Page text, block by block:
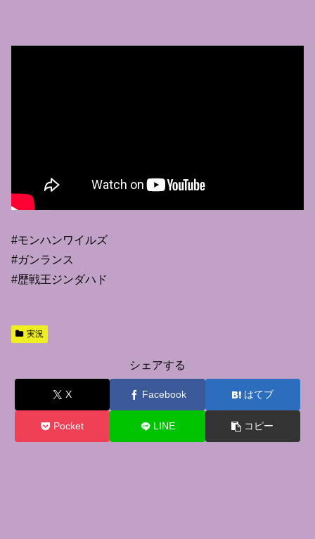
#モンハンワイルズ
#ガンランス
#歴戦王ジンダハド
実況
シェアする
X Facebook はてブ
Pocket LINE コピー